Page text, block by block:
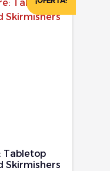
Tabletop
Skirmishers